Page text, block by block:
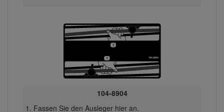
104-8904
Fassen Sie den Ausleger hier an.